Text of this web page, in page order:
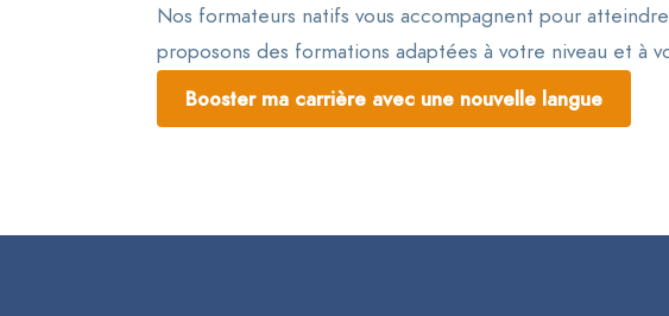
Nos formateurs natifs vous accompagnent pour
proposons des formations adaptées à votre niveau et à
Booster ma carrière avec une nouvelle langue